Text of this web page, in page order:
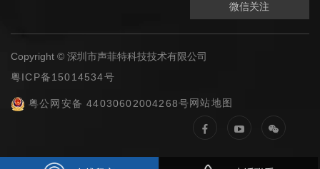
微信关注
Copyright © 深圳市声菲特科技技术有限公司
粤ICP备15014534号
网站地图
粤公网安备 44030602004268号